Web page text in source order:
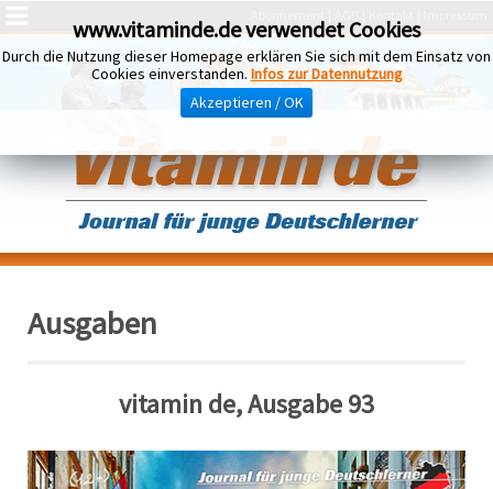
Ausgaben
vitamin de, Ausgabe 93
www.vitaminde.de verwendet Cookies
Durch die Nutzung dieser Homepage erklären Sie sich mit dem Einsatz von
Cookies einverstanden. Infos zur Datennutzung
Akzeptieren / OK